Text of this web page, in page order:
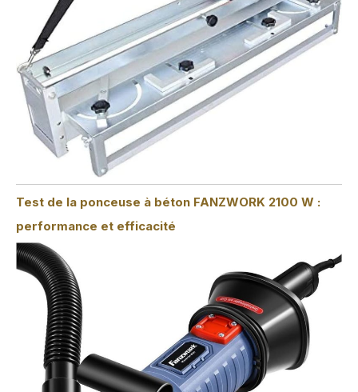
Test de la ponceuse à béton FANZWORK 2100 W :
performance et efficacité